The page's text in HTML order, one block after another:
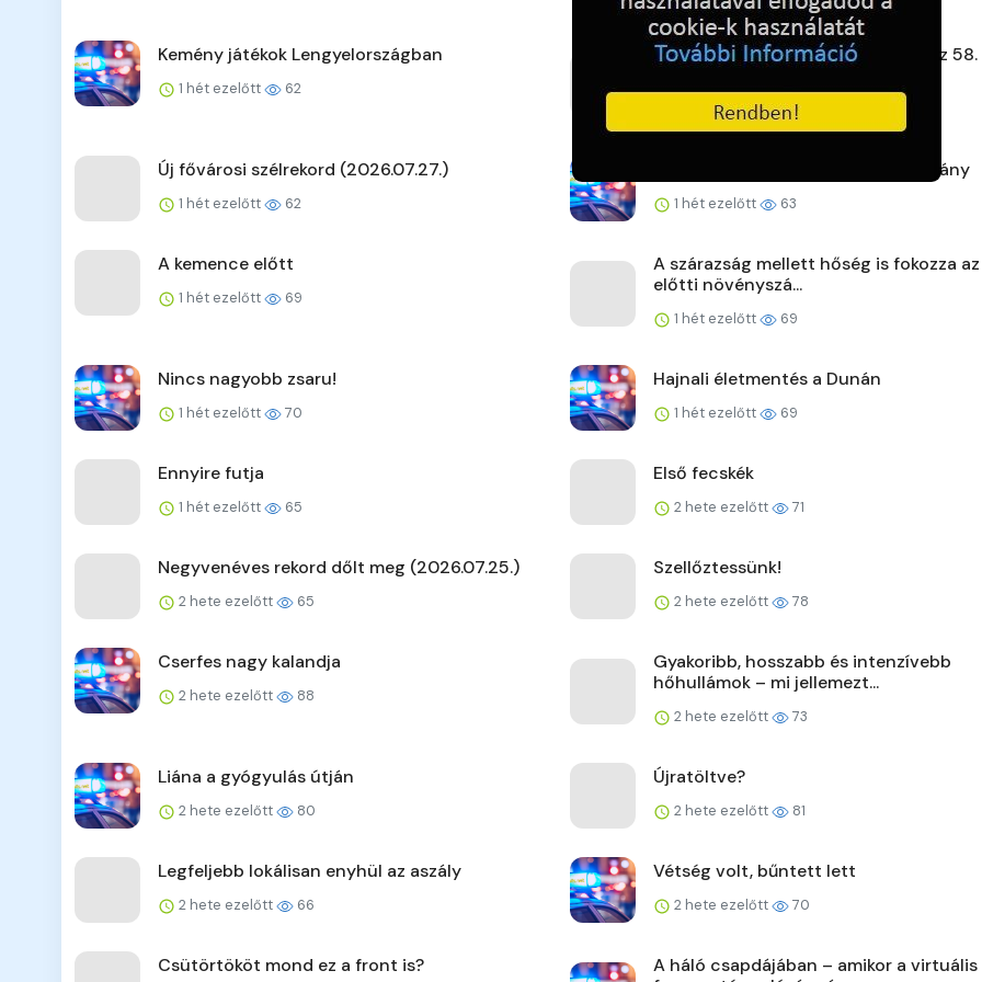
Kemény játékok Lengyelországban
1 hét ezelőtt 62
Gyenge szélben, hőségben rajtol az 58.
1 hét ezelőtt 61
Új fővárosi szélrekord (2026.07.27.)
1 hét ezelőtt 62
Zsaruk a körzetből: Borsodi tanulmány
1 hét ezelőtt 63
A kemence előtt
1 hét ezelőtt 69
A szárazság mellett hőség is fokozza
előtti növényszá...
1 hét ezelőtt 69
Nincs nagyobb zsaru!
1 hét ezelőtt 70
Hajnali életmentés a Dunán
1 hét ezelőtt 69
Ennyire futja
1 hét ezelőtt 65
Első fecskék
2 hete ezelőtt 71
Negyvenéves rekord dőlt meg (2026.07.25.)
2 hete ezelőtt 65
Szellőztessünk!
2 hete ezelőtt 78
Cserfes nagy kalandja
2 hete ezelőtt 88
Gyakoribb, hosszabb és intenzívebb
hőhullámok – mi jellemezt...
2 hete ezelőtt 73
Liána a gyógyulás útján
2 hete ezelőtt 80
Újratöltve?
2 hete ezelőtt 81
Legfeljebb lokálisan enyhül az aszály
2 hete ezelőtt 66
Vétség volt, bűntett lett
2 hete ezelőtt 70
Csütörtököt mond ez a front is?
A háló csapdájában – amikor a virtuális